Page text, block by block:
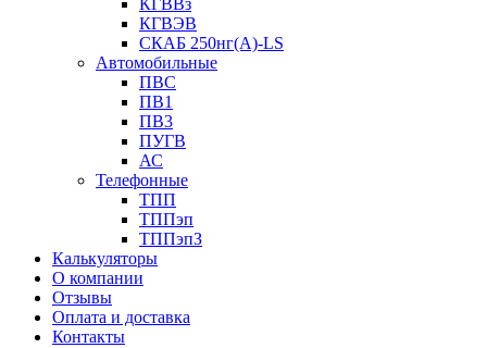
КГВВз
КГВЭВ
СКАБ 250нг(А)-LS
Автомобильные
ПВС
ПВ1
ПВ3
ПУГВ
АС
Телефонные
ТПП
ТППэп
ТППэпЗ
Калькуляторы
О компании
Отзывы
Оплата и доставка
Контакты